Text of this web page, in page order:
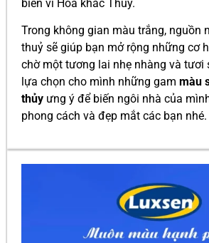
biển vì Hỏa khắc Thủy.
Trong không gian màu trắng, nguồn
thuỷ sẽ giúp bạn mở rộng những cơ
chờ một tương lai nhẹ nhàng và tươi
lựa chọn cho mình những gam màu
thủy ưng ý để biến ngôi nhà của
phong cách và đẹp mắt các bạn nhé.